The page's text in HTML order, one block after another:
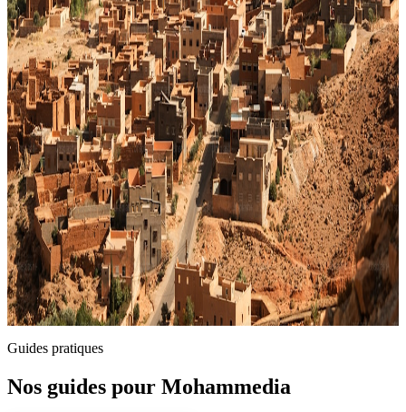
Bouskoura
Casablanca-Settat
1établissement
Dar Bouazza
Casablanca-Settat
4établissements
Benslimane
Casablanca-Settat
Voir toutes les villes
Guides pratiques
Nos guides pour Mohammedia